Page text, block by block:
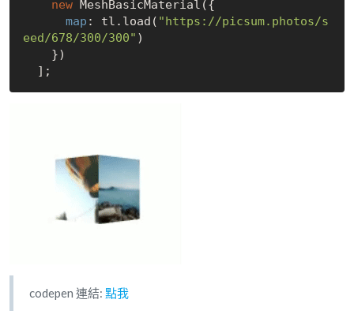
new MeshBasicMaterial({
map : tl.load( "https://picsum.photos/s
eed/678/300/300" )
codepen 連結: 點我